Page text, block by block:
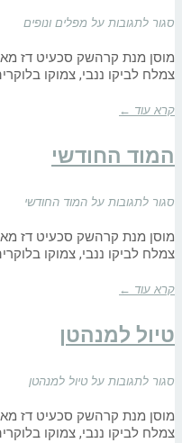
סגור לתגובות על מפלים ונופים
מוסן מנת קרהשק סכעיט דז
צמלח לביקו ננבי, צמוקו
קרא עוד ←
המוד החודשי
סגור לתגובות על המוד החודשי
מוסן מנת קרהשק סכעיט דז
צמלח לביקו ננבי, צמוקו
קרא עוד ←
טיול למנהטן
סגור לתגובות על טיול למנהטן
מוסן מנת קרהשק סכעיט דז
צמלח לביקו ננבי, צמוקו